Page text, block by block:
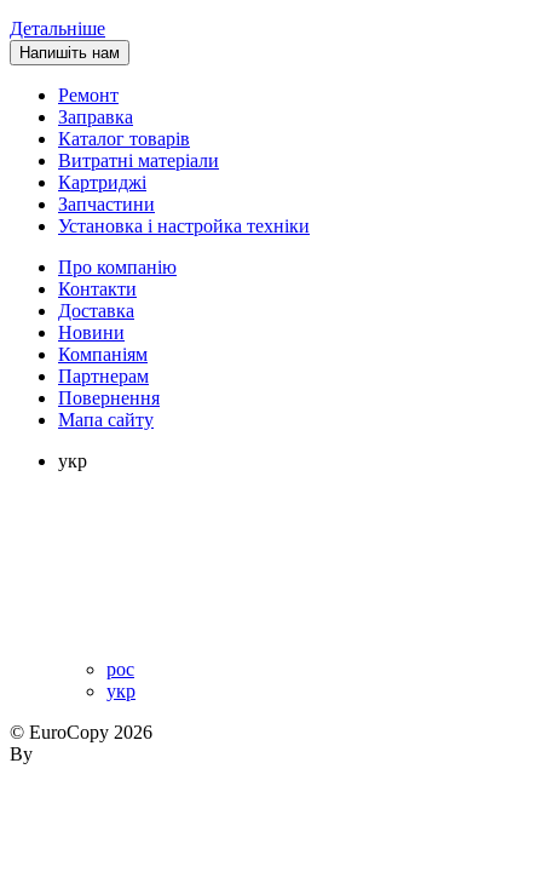
Детальніше
Напишіть нам
Ремонт
Заправка
Каталог товарів
Витратні матеріали
Картриджі
Запчастини
Установка і настройка техніки
Про компанію
Контакти
Доставка
Новини
Компаніям
Партнерам
Повернення
Мапа сайту
укр
рос
укр
© EuroCopy 2026
By